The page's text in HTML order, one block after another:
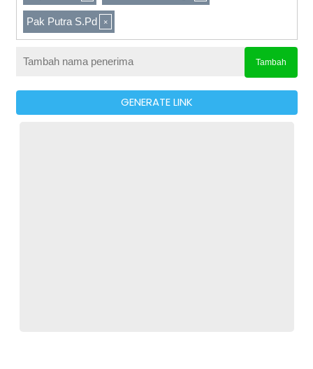
Pak Putra S.Pd
Tambah
GENERATE LINK